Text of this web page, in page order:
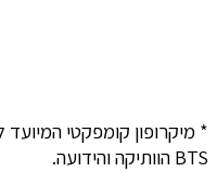
* מיקרופון קומפקטי
BTS הוותיקה והידועה.